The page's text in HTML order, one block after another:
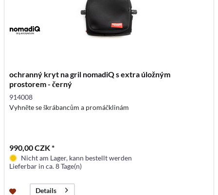
ochranný kryt na gril nomadiQ s extra úložným
prostorem - černý
914008
Vyhněte se škrábancům a promáčklinám
990,00 CZK *
Nicht am Lager, kann bestellt werden
Lieferbar in ca. 8 Tage(n)
Details